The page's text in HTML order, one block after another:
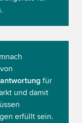
für
und damit
erfüllt sein.